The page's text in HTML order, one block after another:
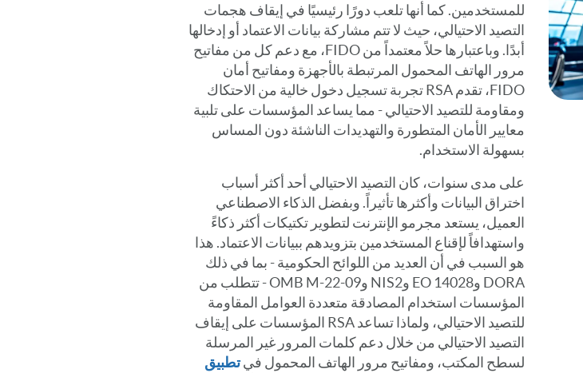
للمستخدمين. كما أنها تلعب دورًا رئيسيًا في إيقاف هجمات
التصيد الاحتيالي، حيث لا تتم مشاركة بيانات الاعتماد أو إدخالها
أبدًا. وباعتبارها حلاً معتمداً من FIDO، مع دعم كل من مفاتيح
مرور الهاتف المحمول المرتبطة بالأجهزة ومفاتيح أمان
FIDO، تقدم RSA تجربة تسجيل دخول خالية من الاحتكاك
ومقاومة للتصيد الاحتيالي - مما يساعد المؤسسات على تلبية
معايير الأمان المتطورة والتهديدات الناشئة دون المساس
بسهولة الاستخدام.
على مدى سنوات، كان التصيد الاحتيالي أحد أكثر أسباب
اختراق البيانات وأكثرها تأثيراً. وبفضل الذكاء الاصطناعي
العميل، يستعد مجرمو الإنترنت لتطوير تكتيكات أكثر ذكاءً
واستهدافاً لإقناع المستخدمين بتزويدهم ببيانات الاعتماد. هذا
هو السبب في أن العديد من اللوائح الحكومية - بما في ذلك
DORA وEO 14028 وNIS2 وOMB M-22-09 - تتطلب من
المؤسسات استخدام المصادقة متعددة العوامل المقاومة
للتصيد الاحتيالي، ولماذا تساعد RSA المؤسسات على إيقاف
التصيد الاحتيالي من خلال دعم كلمات المرور غير المرسلة
لسطح المكتب، ومفاتيح مرور الهاتف المحمول فيتطبيق